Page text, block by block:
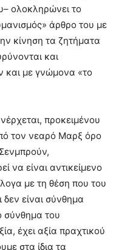
ολοκληρώνει το
άρθρο του με
κίνηση τα ζητήματα
και
και με γνώμονα «το
προκειμένου
τον νεαρό Μαρξ όρο
να είναι αντικείμενο
με τη θέση που του
δεν είναι σύνθημα
σύνθημα του
έχει αξία πραχτικού
στα ίδια τα